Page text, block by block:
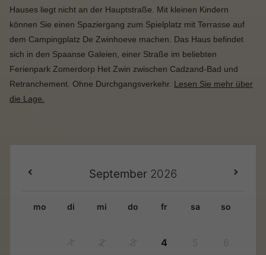
Hauses liegt nicht an der Hauptstraße. Mit kleinen Kindern
können Sie einen Spaziergang zum Spielplatz mit Terrasse auf
dem Campingplatz De Zwinhoeve machen. Das Haus befindet
sich in den Spaanse Galeien, einer Straße im beliebten
Ferienpark Zomerdorp Het Zwin zwischen Cadzand-Bad und
Retranchement. Ohne Durchgangsverkehr. Lesen Sie mehr über
die Lage.
September 2026
mo di mi do fr sa so
2 3 4